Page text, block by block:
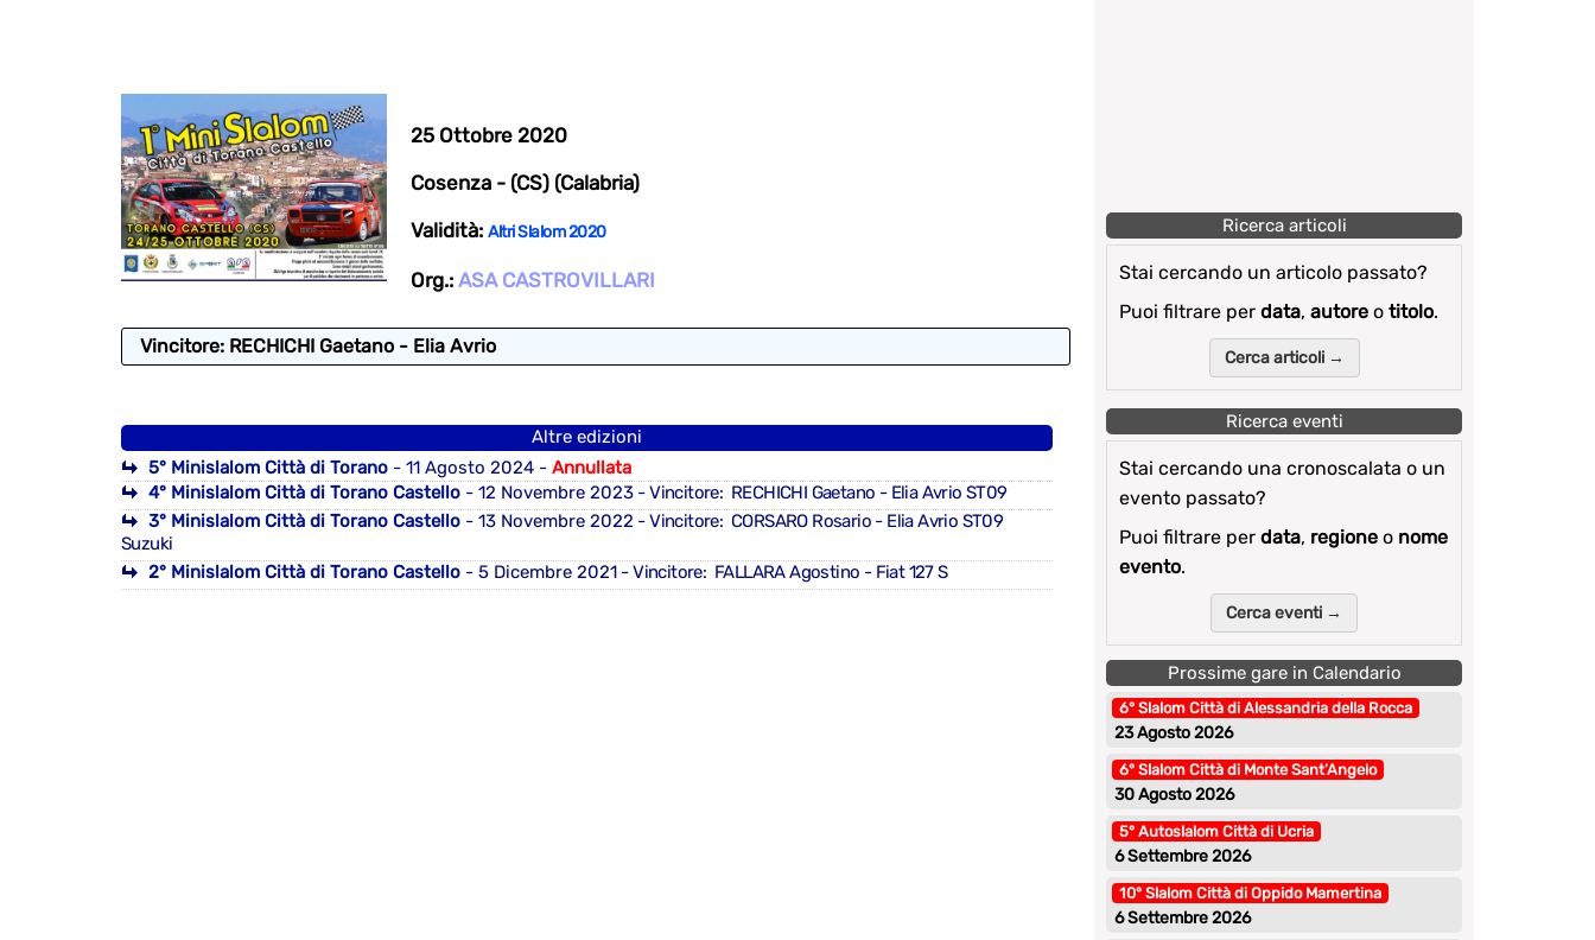
25 Ottobre 2020
Cosenza - (CS) (Calabria)
Validità: Altri Slalom 2020
Org.: ASA CASTROVILLARI
Vincitore: RECHICHI Gaetano - Elia Avrio
Ricerca articoli
Stai cercando un articolo passato?
Puoi filtrare per data, autore o titolo.
Cerca articoli →
Ricerca eventi
Stai cercando una cronoscalata o un
evento passato?
Puoi filtrare per data, regione o nome
evento.
Cerca eventi →
Prossime gare in Calendario
6° Slalom Città di Alessandria della Rocca
23 Agosto 2026
6° Slalom Città di Monte Sant’Angelo
30 Agosto 2026
5° Autoslalom Città di Ucria
6 Settembre 2026
10° Slalom Città di Oppido Mamertina
6 Settembre 2026
Altre edizioni
5° Minislalom Città di Torano - 11 Agosto 2024 - Annullata
4° Minislalom Città di Torano Castello - 12 Novembre 2023 - Vincitore: RECHICHI Gaetano - Elia Avrio ST09
3° Minislalom Città di Torano Castello - 13 Novembre 2022 - Vincitore: CORSARO Rosario - Elia Avrio ST09
Suzuki
2° Minislalom Città di Torano Castello - 5 Dicembre 2021 - Vincitore: FALLARA Agostino - Fiat 127 S